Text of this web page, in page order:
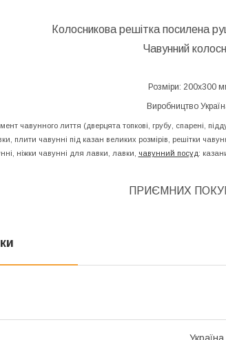
Колосникова решітка посилена
Чавунний
Розміри: 200х300
Виробництво
чавунного лиття (дверцята топкові, грубу, спарені,
плити чавунні під казан великих розмірів, решітки
ніжки чавунні для лавки, лавки,
чавунний посуд:
ПРИЄМНИХ